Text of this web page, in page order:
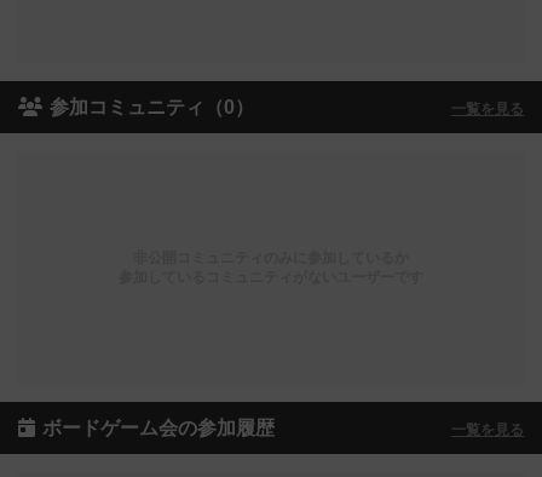
参加コミュニティ（0） 一覧を見る
ボードゲーム会の参加履歴 一覧を見る